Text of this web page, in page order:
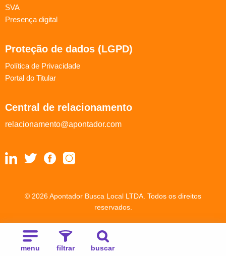
menu filtrar buscar
SVA
Presença digital
Proteção de dados (LGPD)
Política de Privacidade
Portal do Titular
Central de relacionamento
relacionamento@apontador.com
© 2026 Apontador Busca Local LTDA. Todos os direitos
reservados.